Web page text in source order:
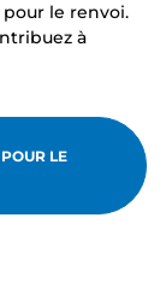
le renvoi.
à
LE